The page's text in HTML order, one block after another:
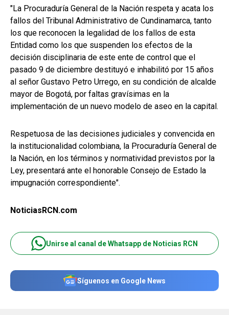
"La Procuraduría General de la Nación respeta y acata los
fallos del Tribunal Administrativo de Cundinamarca, tanto
los que reconocen la legalidad de los fallos de esta
Entidad como los que suspenden los efectos de la
decisión disciplinaria de este ente de control que el
pasado 9 de diciembre destituyó e inhabilitó por 15 años
al señor Gustavo Petro Urrego, en su condición de alcalde
mayor de Bogotá, por faltas gravísimas en la
implementación de un nuevo modelo de aseo en la capital.
Respetuosa de las decisiones judiciales y convencida en
la institucionalidad colombiana, la Procuraduría General de
la Nación, en los términos y normatividad previstos por la
Ley, presentará ante el honorable Consejo de Estado la
impugnación correspondiente".
NoticiasRCN.com
Unirse al canal de Whatsapp de Noticias RCN
Síguenos en Google News